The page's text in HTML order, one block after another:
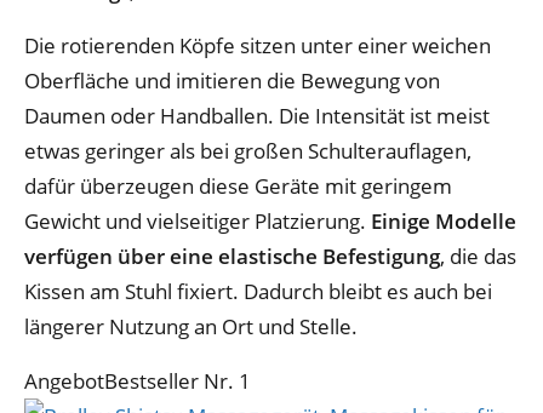
Die rotierenden Köpfe sitzen unter einer weichen
Oberfläche und imitieren die Bewegung von
Daumen oder Handballen. Die Intensität ist meist
etwas geringer als bei großen Schulterauflagen,
dafür überzeugen diese Geräte mit geringem
Gewicht und vielseitiger Platzierung. Einige Modelle
verfügen über eine elastische Befestigung, die das
Kissen am Stuhl fixiert. Dadurch bleibt es auch bei
längerer Nutzung an Ort und Stelle.
AngebotBestseller Nr. 1